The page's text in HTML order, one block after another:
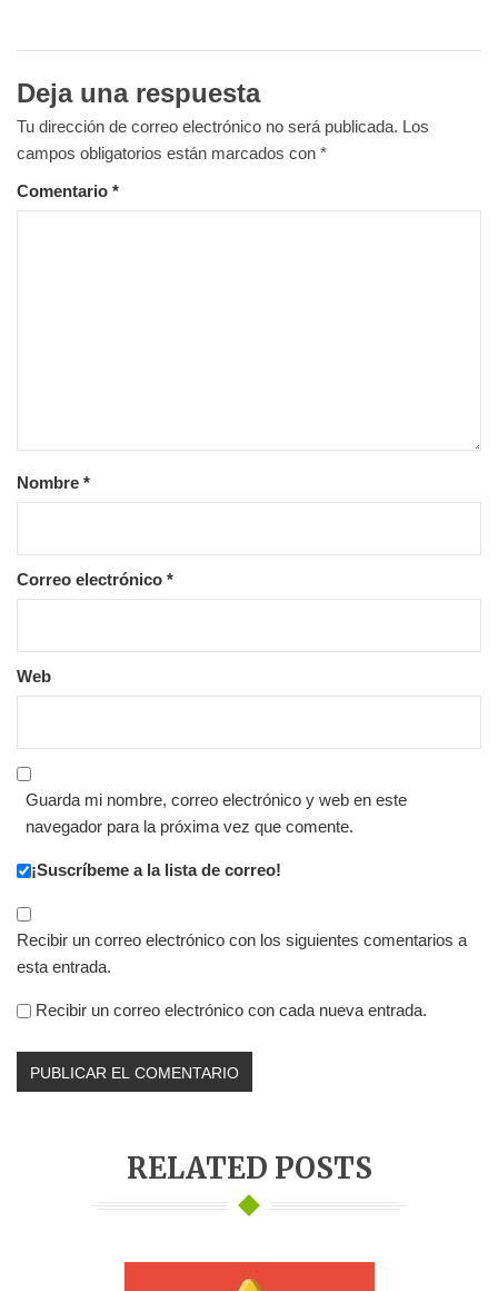
Deja una respuesta
Tu dirección de correo electrónico no será publicada. Los
campos obligatorios están marcados con *
Comentario *
Nombre *
Correo electrónico *
Web
Guarda mi nombre, correo electrónico y web en este
navegador para la próxima vez que comente.
¡Suscríbeme a la lista de correo!
Recibir un correo electrónico con los siguientes comentarios a
esta entrada.
Recibir un correo electrónico con cada nueva entrada.
RELATED POSTS